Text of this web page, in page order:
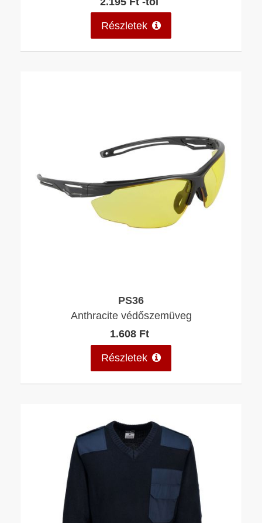
Részletek
PS36
Anthracite védőszemüveg
1.608 Ft
Részletek